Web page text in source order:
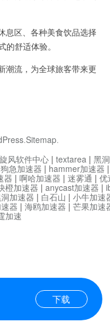
区、各种美食饮品选择
舒适体验。
流，为全球旅客带来更
.Sitemap.
下载
旋风软件中心 | textarea | 黑
狗急加速器 | hammer加速器
器 | 啊哈加速器 | 迷雾通 | 优
橙加速器 | anycast加速器 |
加速器 | 白石山 | 小牛加速
器 | 海鸥加速器 | 芒果加速
加速